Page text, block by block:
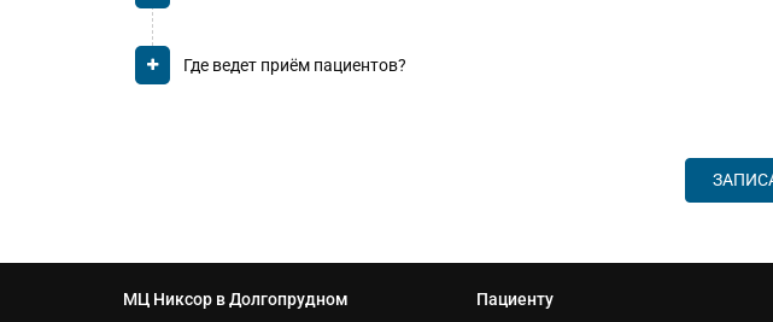
Где ведет приём пациентов?
МЦ Никсор в Долгопрудном Пациенту